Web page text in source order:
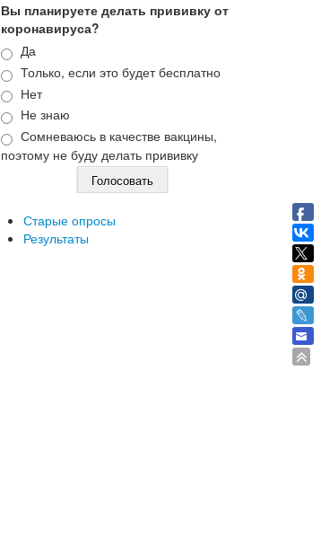
Вы планируете делать прививку от
коронавируса?
Варианты
Да
Только, если это будет бесплатно
Нет
Не знаю
Сомневаюсь в качестве вакцины,
поэтому не буду делать прививку
Старые опросы
Результаты